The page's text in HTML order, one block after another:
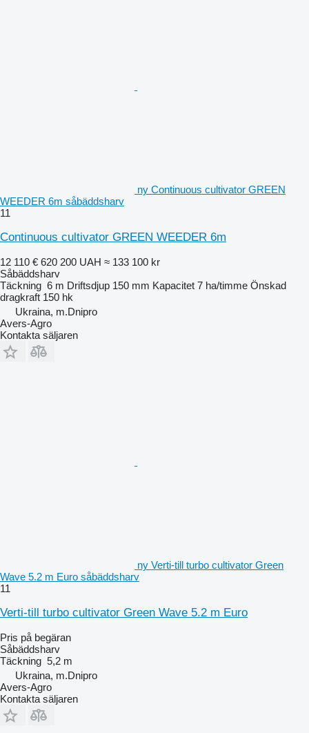
ny Continuous cultivator GREEN
WEEDER 6m såbäddsharv
11
Continuous cultivator GREEN WEEDER 6m
12 110 € 620 200 UAH ≈ 133 100 kr
Såbäddsharv
Täckning 6 m Driftsdjup 150 mm Kapacitet 7 ha/timme Önskad
dragkraft 150 hk
Ukraina, m.Dnipro
Avers-Agro
Kontakta säljaren
ny Verti-till turbo cultivator Green
Wave 5.2 m Euro såbäddsharv
11
Verti-till turbo cultivator Green Wave 5.2 m Euro
Pris på begäran
Såbäddsharv
Täckning 5,2 m
Ukraina, m.Dnipro
Avers-Agro
Kontakta säljaren